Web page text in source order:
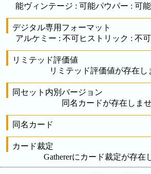
能ヴィンテージ : 可能パウパー : 可能
デジタル専用フォーマット
アルケミー : 不可ヒストリック : 不可
リミテッド評価値
リミテッド評価値が存在し
同セット内別バージョン
同名カードが存在しませ
同名カード
カード裁定
Gathererにカード裁定が存在